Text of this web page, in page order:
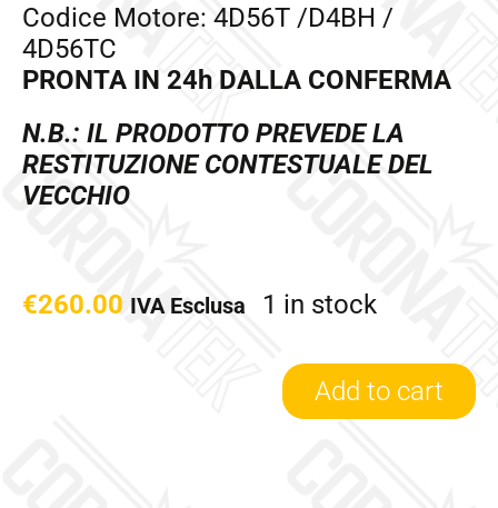
Codice Motore: 4D56T /D4BH /
4D56TC
PRONTA IN 24h DALLA CONFERMA
N.B.: IL PRODOTTO PREVEDE LA
RESTITUZIONE CONTESTUALE DEL
VECCHIO
€260.00 IVA Esclusa 1 in stock
Add to cart